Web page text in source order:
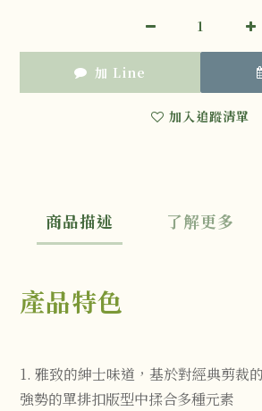
加 Line
加入追蹤清單
商品描述 了解更多
產品特色
1. 雅致的紳士味道，基於對經典剪裁
強勢的單排扣版型中揉合多種元素